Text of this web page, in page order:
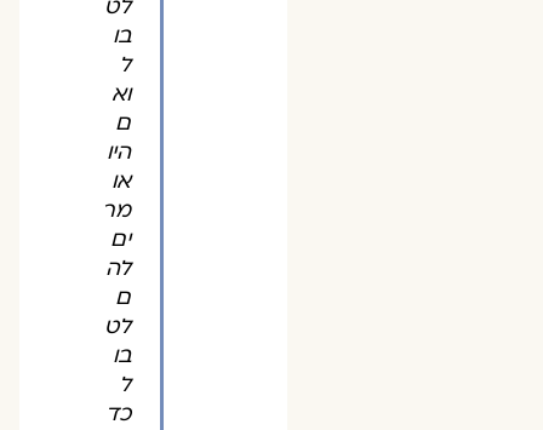
לט
בו
ל
וא
ם
היו
או
מר
ים
לה
ם
לט
בו
ל
כד